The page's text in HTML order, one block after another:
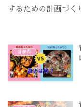
するための計画づく
青森県